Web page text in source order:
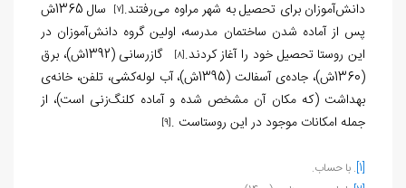
دانش‌آموزان برای تحصیل به شهر مراوه می‌رفتند.[7]
سال 1365ش
پس از آماده شدن ساختمان مدرسه، اولین گروه دانش‌آموزان در
این روستا تحصیل خود را آغاز کردند.[8]
گازرسانی (1392ش)، برق
(1360ش)، جاده‌ی آسفالت (1395ش)، آب لوله‌کشی، تلفن، خانه‌ی
بهداشت (که مکان آن مشخص شده و آماده کلنگ‌زنی است)، از
جمله امکانات موجود در این روستاست .[9]
[1]. با حساب.